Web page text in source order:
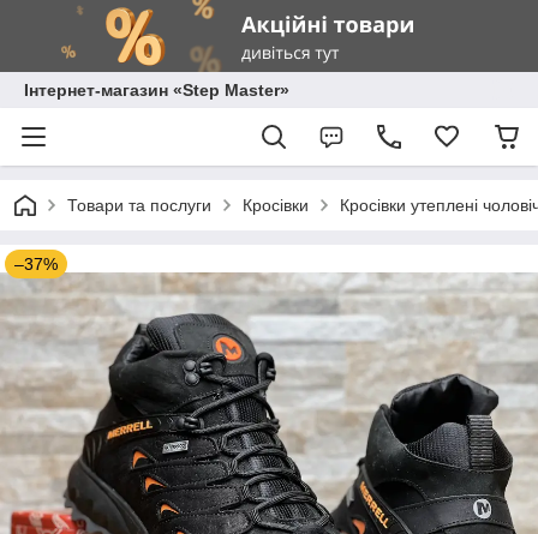
Інтернет-магазин «Step Master»
Товари та послуги Кросівки Кросівки утеплені
–37%